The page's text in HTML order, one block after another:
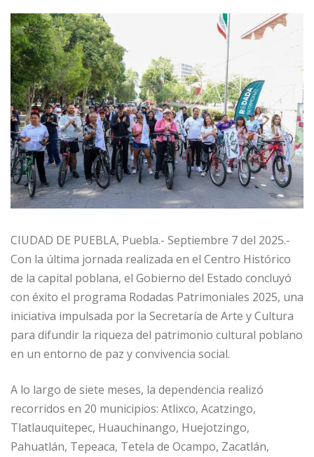
CIUDAD DE PUEBLA, Puebla.- Septiembre 7 del 2025.-
Con la última jornada realizada en el Centro Histórico
de la capital poblana, el Gobierno del Estado concluyó
con éxito el programa Rodadas Patrimoniales 2025, una
iniciativa impulsada por la Secretaría de Arte y Cultura
para difundir la riqueza del patrimonio cultural poblano
en un entorno de paz y convivencia social.
A lo largo de siete meses, la dependencia realizó
recorridos en 20 municipios: Atlixco, Acatzingo,
Tlatlauquitepec, Huauchinango, Huejotzingo,
Pahuatlán, Tepeaca, Tetela de Ocampo, Zacatlán,